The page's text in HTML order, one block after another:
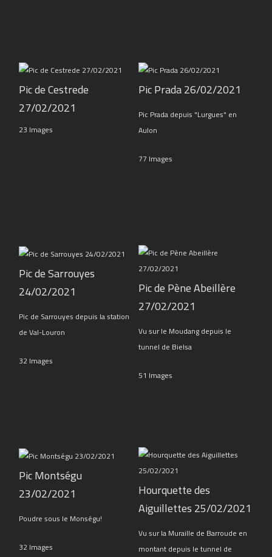
Pic de Cestrede
27/02/2021
23 Images
Pic Prada 26/02/2021
Pic Prada depuis "Lurgues" en
Aulon
77 Images
Pic de Sarrouyes
24/02/2021
Pic de Sarrouyes depuis la station
de Val-Louron
32 Images
Pic de Pène Abeillère
27/02/2021
Vu sur le Moudang depuis le
tunnel de Bielsa
51 Images
Pic Montségu
23/02/2021
Poudre sous le Monségu!
32 Images
Hourquette des
Aiguillettes 25/02/2021
Vu sur la Muraille de Barroude en
montant depuis le tunnel de